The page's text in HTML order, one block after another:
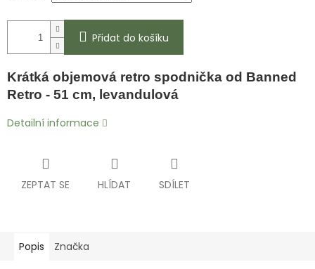
Přidat do košíku
Krátká objemová retro spodnička od Banned
Retro - 51 cm, levandulová
Detailní informace
ZEPTAT SE HLÍDAT SDÍLET
Popis Značka